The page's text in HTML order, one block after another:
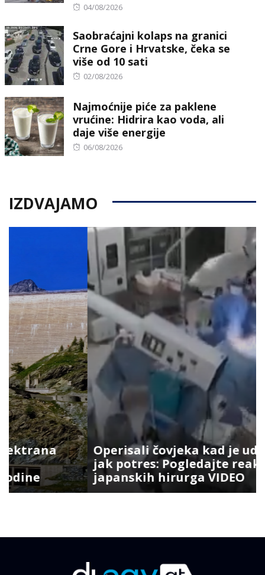
Posted
04/08/2026
Saobraćajni kolaps na granici
Crne Gore i Hrvatske, čeka se
više od 10 sati
Posted
02/08/2026
Najmoćnije piće za paklene
vrućine: Hidrira kao voda, ali
daje više energije
Posted
06/08/2026
IZDVAJAMO
Operisali čovjeka kad je udario
jak potres: Pogledajte reakciju
japanskih hirurga VIDEO